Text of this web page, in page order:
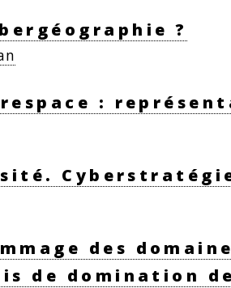
?
:
des
de domination